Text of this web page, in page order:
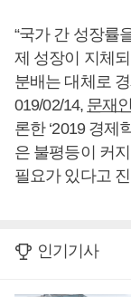
“국가 간 성장률
제 성장이 지체
분배는 대체로
019/02/14, 문재인
론한 ‘2019 경제
은 불평등이 커
필요가 있다고
인기기사